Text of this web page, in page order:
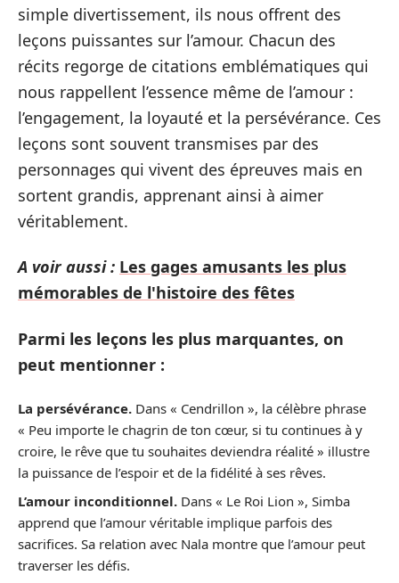
simple divertissement, ils nous offrent des
leçons puissantes sur l’amour. Chacun des
récits regorge de citations emblématiques qui
nous rappellent l’essence même de l’amour :
l’engagement, la loyauté et la persévérance. Ces
leçons sont souvent transmises par des
personnages qui vivent des épreuves mais en
sortent grandis, apprenant ainsi à aimer
véritablement.
A voir aussi : Les gages amusants les plus
mémorables de l'histoire des fêtes
Parmi les leçons les plus marquantes, on
peut mentionner :
La persévérance. Dans « Cendrillon », la célèbre phrase
« Peu importe le chagrin de ton cœur, si tu continues à y
croire, le rêve que tu souhaites deviendra réalité » illustre
la puissance de l’espoir et de la fidélité à ses rêves.
L’amour inconditionnel. Dans « Le Roi Lion », Simba
apprend que l’amour véritable implique parfois des
sacrifices. Sa relation avec Nala montre que l’amour peut
traverser les défis.